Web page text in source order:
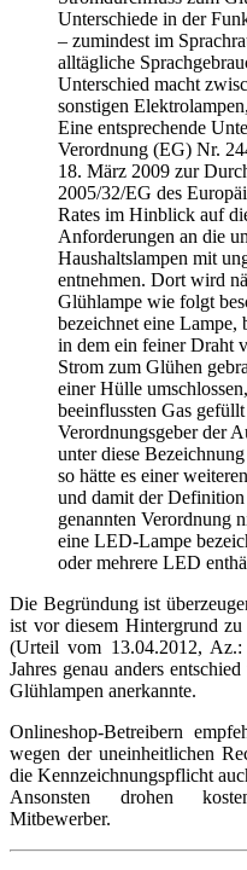
Unterschiede in der
– zumindest im
alltägliche
Unterschied macht
sonstigen
Eine entsprechende
Verordnung (EG) Nr.
18. März 2009 zur
2005/32/EG des
Rates im Hinblick auf
Anforderungen an die
Haushaltslampen mit
entnehmen. Dort wird
Glühlampe wie folgt
bezeichnet eine Lampe,
in dem ein feiner Draht
Strom zum Glühen
einer Hülle
beeinflussten Gas
Verordnungsgeber der
unter diese
so hätte es einer
und damit der
genannten Verordnung
eine LED-Lampe
oder mehrere LED
Die Begründung ist
ist vor diesem Hintergrund
(Urteil vom 13.04.2012,
Jahres genau anders
Glühlampen anerkannte.
Onlineshop-Betreibern
wegen der uneinheitlichen
die Kennzeichnungspflicht
Ansonsten drohen
Mitbewerber.